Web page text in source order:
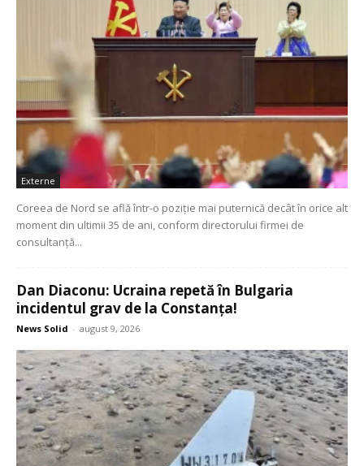
Externe
Coreea de Nord se află într-o poziție mai puternică decât în orice alt
moment din ultimii 35 de ani, conform directorului firmei de
consultanță...
Dan Diaconu: Ucraina repetă în Bulgaria
incidentul grav de la Constanța!
News Solid - august 9, 2026